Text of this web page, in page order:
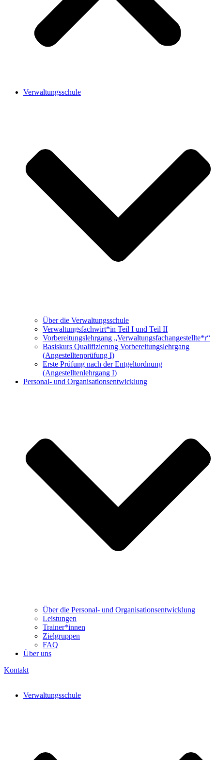
Verwaltungsschule
Über die Verwaltungsschule
Verwaltungs­fachwirt*in Teil I und Teil II
Vorbereitungs­lehrgang „Verwaltungsfach­angestellte*r“
Basiskurs Qualifizierung Vorbereitungs­lehrgang
(Angestellten­prüfung I)
Erste Prüfung nach der Entgeltordnung
(Angestelltenlehrgang I)
Personal- und Organisationsentwicklung
Über die Personal- und Organisationsentwicklung
Leistungen
Trainer*innen
Zielgruppen
FAQ
Über uns
Kontakt
Verwaltungsschule